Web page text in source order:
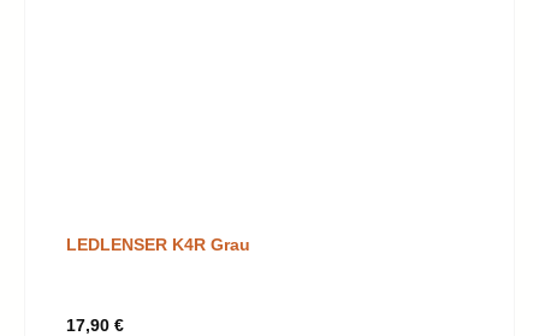
LEDLENSER K4R Grau
Regulärer Preis:
17,90 €